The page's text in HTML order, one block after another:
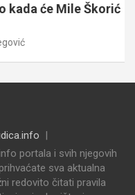
će Mile Škorić
portala i svih njegovih
sva aktualna
redovito čitati pravila